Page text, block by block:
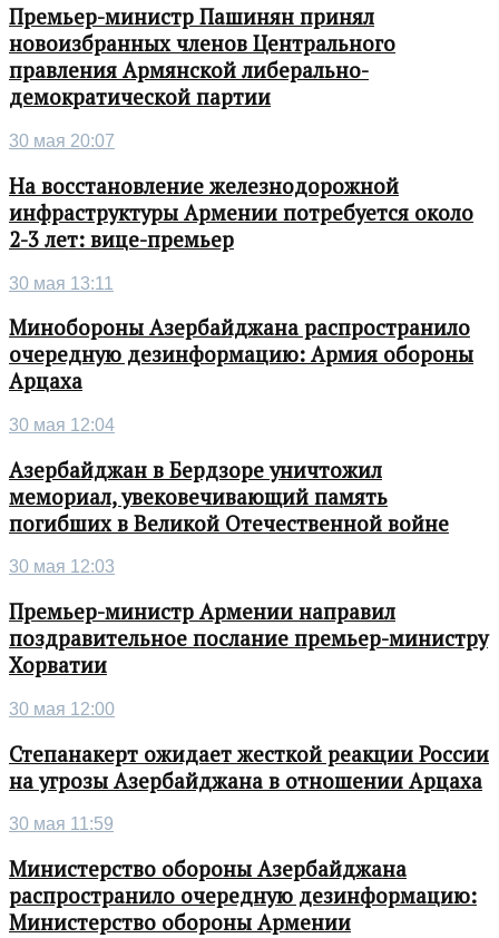
Премьер-министр Пашинян принял
новоизбранных членов Центрального
правления Армянской либерально-
демократической партии
30 мая 20:07
На восстановление железнодорожной
инфраструктуры Армении потребуется около
2-3 лет: вице-премьер
30 мая 13:11
Минобороны Азербайджана распространило
очередную дезинформацию: Армия обороны
Арцаха
30 мая 12:04
Азербайджан в Бердзоре уничтожил
мемориал, увековечивающий память
погибших в Великой Отечественной войне
30 мая 12:03
Премьер-министр Армении направил
поздравительное послание премьер-министру
Хорватии
30 мая 12:00
Степанакерт ожидает жесткой реакции России
на угрозы Азербайджана в отношении Арцаха
30 мая 11:59
Министерство обороны Азербайджана
распространило очередную дезинформацию:
Министерство обороны Армении